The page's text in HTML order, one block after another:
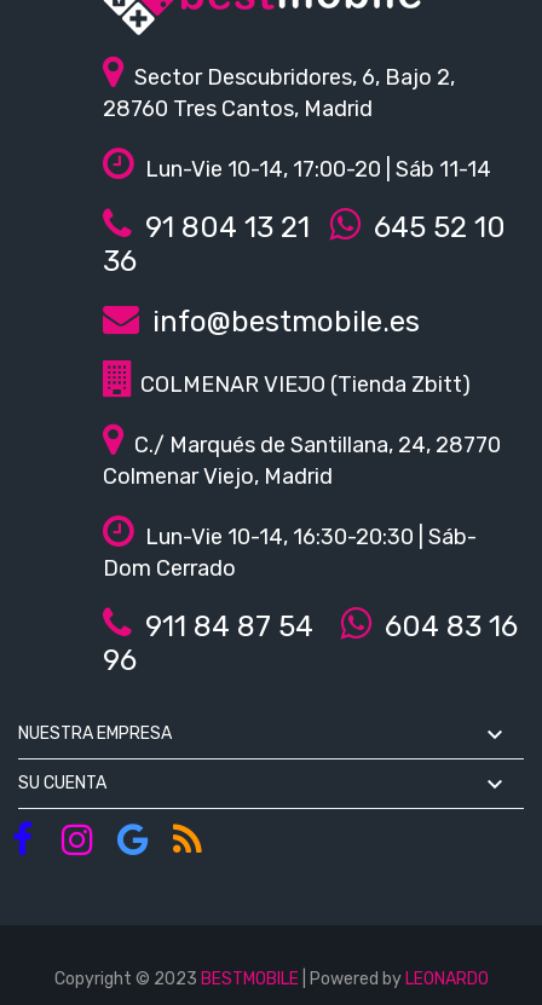
Sector Descubridores, 6, Bajo 2,
28760 Tres Cantos, Madrid
Lun-Vie 10-14, 17:00-20 | Sáb 11-14
91 804 13 21
645 52 10
36
info@bestmobile.es
COLMENAR VIEJO (Tienda Zbitt)
C./ Marqués de Santillana, 24, 28770
Colmenar Viejo, Madrid
Lun-Vie 10-14, 16:30-20:30 | Sáb-
Dom Cerrado
911 84 87 54
604 83 16
96
NUESTRA EMPRESA 
SU CUENTA 
Copyright © 2023 BESTMOBILE| Powered by LEONARDO